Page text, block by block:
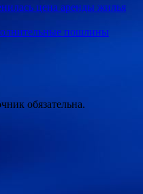
цена аренды жилья
пошлины
обязательна.